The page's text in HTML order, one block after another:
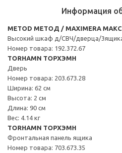
Информация
METOD МЕТОД / MAXIMERA
Высокий шкаф д/СВЧ/дверца/
Номер товара: 192.372.67
TORHAMN ТОРХЭМН
Дверь
Номер товара: 203.673.28
Ширина: 62 см
Высота: 2 см
Длина: 90 см
Вес: 4.14 кг
TORHAMN ТОРХЭМН
Фронтальная панель ящика
Номер товара: 703.673.35